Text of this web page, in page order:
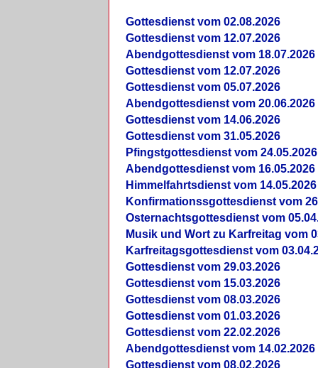
Gottesdienst vom 02.08.2026
Gottesdienst vom 12.07.2026
Abendgottesdienst vom 18.07.2026
Gottesdienst vom 12.07.2026
Gottesdienst vom 05.07.2026
Abendgottesdienst vom 20.06.2026
Gottesdienst vom 14.06.2026
Gottesdienst vom 31.05.2026
Pfingstgottesdienst vom 24.05.2026
Abendgottesdienst vom 16.05.2026
Himmelfahrtsdienst vom 14.05.2026
Konfirmationssgottesdienst vom
Osternachtsgottesdienst vom
Musik und Wort zu Karfreitag vom
Karfreitagsgottesdienst vom
Gottesdienst vom 29.03.2026
Gottesdienst vom 15.03.2026
Gottesdienst vom 08.03.2026
Gottesdienst vom 01.03.2026
Gottesdienst vom 22.02.2026
Abendgottesdienst vom 14.02.2026
Gottesdienst vom 08.02.2026